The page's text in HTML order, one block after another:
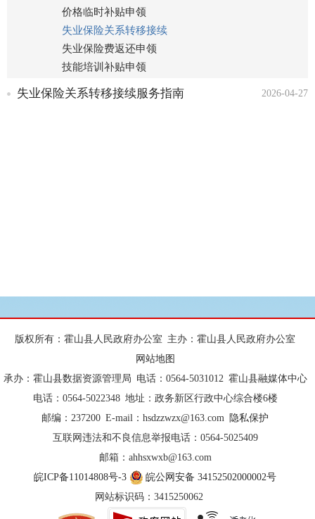
价格临时补贴申领
失业保险关系转移接续
失业保险费返还申领
技能培训补贴申领
企业年金方案备案
2026-04-27
失业保险关系转移接续服务指南
版权所有：霍山县人民政府办公室 主办：霍山县人民政府办公室
网站地图
承办：霍山县数据资源管理局 电话：0564-5031012 霍山县融媒体中心
电话：0564-5022348 地址：政务新区行政中心综合楼6楼
邮编：237200 E-mail：hsdzzwzx@163.com
隐私保护
互联网违法和不良信息举报电话：0564-5025409
邮箱：ahhsxwxb@163.com
皖ICP备11014808号-3
皖公网安备 34152502000002号
网站标识码：3415250062